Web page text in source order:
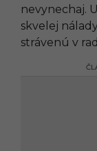
nevynechaj.
skvelej
strávenú v